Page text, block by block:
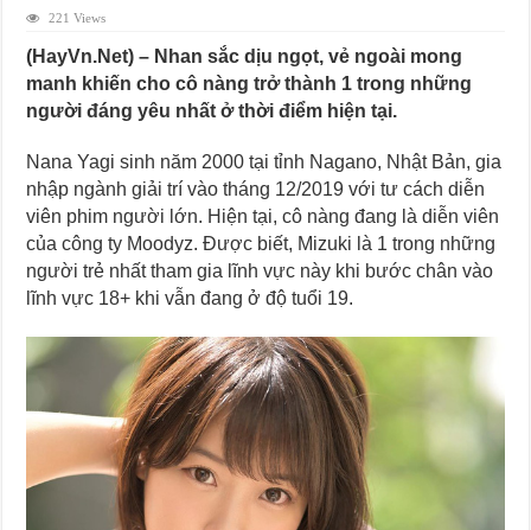
221 Views
(HayVn.Net) – Nhan sắc dịu ngọt, vẻ ngoài mong
manh khiến cho cô nàng trở thành 1 trong những
người đáng yêu nhất ở thời điểm hiện tại.
Nana Yagi sinh năm 2000 tại tỉnh Nagano, Nhật Bản, gia
nhập ngành giải trí vào tháng 12/2019 với tư cách diễn
viên phim người lớn. Hiện tại, cô nàng đang là diễn viên
của công ty Moodyz. Được biết, Mizuki là 1 trong những
người trẻ nhất tham gia lĩnh vực này khi bước chân vào
lĩnh vực 18+ khi vẫn đang ở độ tuổi 19.